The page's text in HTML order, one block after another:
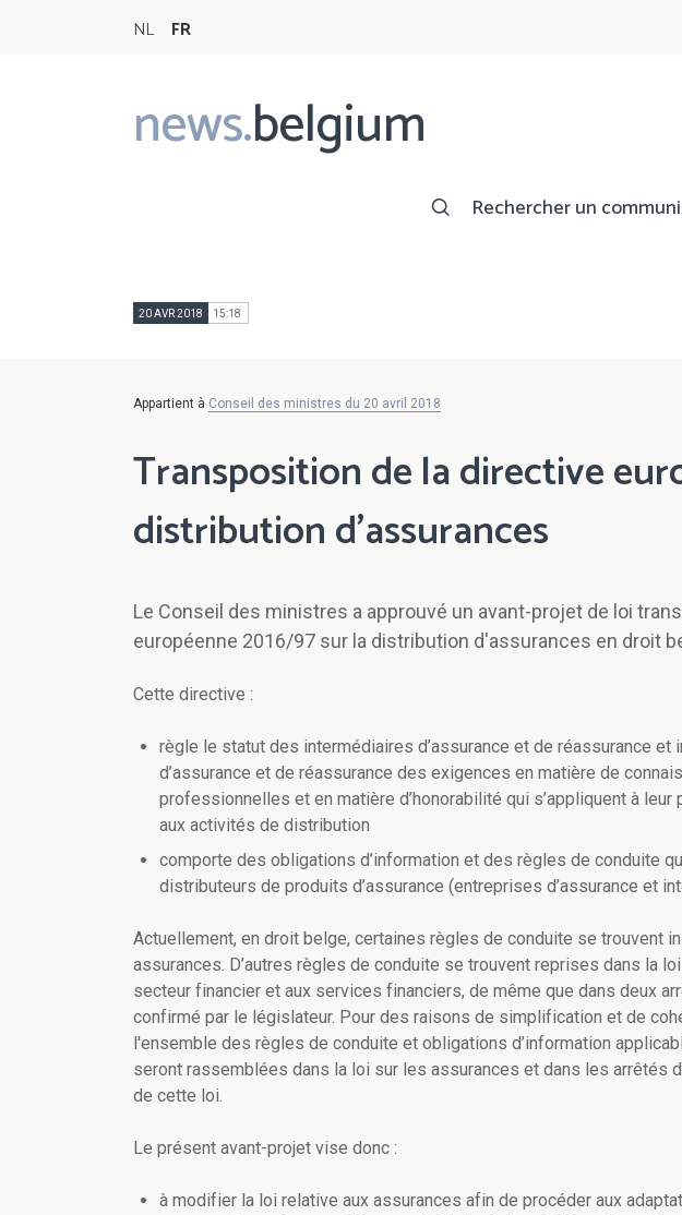
NL FR
news.belgium
Main
navigation
Rechercher un
20 AVR 2018 15:18
Appartient à Conseil des ministres du 20 avril 2018
Transposition de la directive
distribution d'assurances
Le Conseil des ministres a approuvé un avant-projet de loi
européenne 2016/97 sur la distribution d'assurances en droit
Cette directive :
règle le statut des intermédiaires d’assurance et de réassurance et
d’assurance et de réassurance des exigences en matière de
professionnelles et en matière d’honorabilité qui s’appliquent à
aux activités de distribution
comporte des obligations d’information et des règles de conduite
distributeurs de produits d’assurance (entreprises d’assurance et
Actuellement, en droit belge, certaines règles de conduite se trouvent
assurances. D’autres règles de conduite se trouvent reprises dans la
secteur financier et aux services financiers, de même que dans deux
confirmé par le législateur. Pour des raisons de simplification et de
l'ensemble des règles de conduite et obligations d’information
seront rassemblées dans la loi sur les assurances et dans les arrêtés
de cette loi.
Le présent avant-projet vise donc :
à modifier la loi relative aux assurances afin de procéder aux